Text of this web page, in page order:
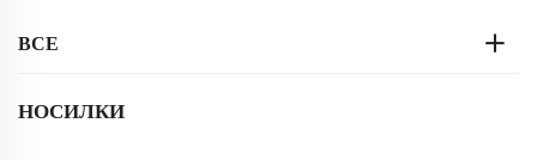
ВСЕ
НОСИЛКИ